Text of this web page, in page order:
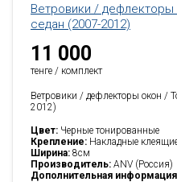
Ветровики /
седан (2007-2012)
11 000
тенге / комплект
Ветровики / дефлекторы окон /
2012)
Цвет: Черные тонированные
Крепление: Накладные
Ширина: 8см
Производитель: ANV (Россия)
Дополнительная